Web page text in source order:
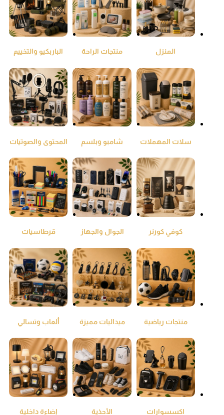
المنزل
منتجات الراحة
الباربكيو والتخييم
سلات المهملات
شامبو وبلسم المحتوى والصوتيات
كوفي كورنر
الجوال والجهاز
قرطاسيات
منتجات رياضية ميداليات مميزة ألعاب وتسالي
اكسسوارات الأحذية إضاءة داخلية